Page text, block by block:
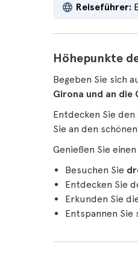
Reiseführer:
Höhepunkte
Begeben Sie sich
Girona und an die
Entdecken Sie den
Sie an den
Genießen Sie
Besuchen Sie
Entdecken Sie
Erkunden Sie
Entspannen Sie